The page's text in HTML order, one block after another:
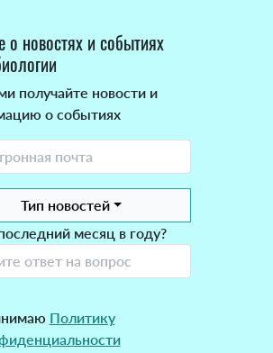
о новостях и событиях
получайте новости и
о событиях
Тип новостей
месяц в году?
Политику